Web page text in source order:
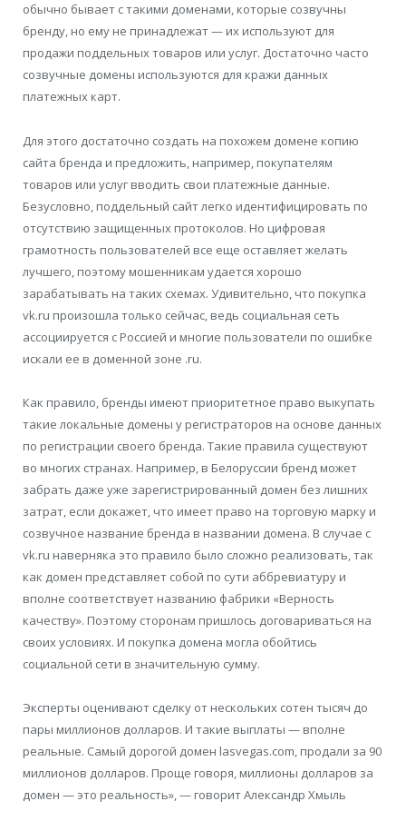
обычно бывает с такими доменами, которые созвучны
бренду, но ему не принадлежат — их используют для
продажи поддельных товаров или услуг. Достаточно часто
созвучные домены используются для кражи данных
платежных карт.
Для этого достаточно создать на похожем домене копию
сайта бренда и предложить, например, покупателям
товаров или услуг вводить свои платежные данные.
Безусловно, поддельный сайт легко идентифицировать по
отсутствию защищенных протоколов. Но цифровая
грамотность пользователей все еще оставляет желать
лучшего, поэтому мошенникам удается хорошо
зарабатывать на таких схемах. Удивительно, что покупка
vk.ru произошла только сейчас, ведь социальная сеть
ассоциируется с Россией и многие пользователи по ошибке
искали ее в доменной зоне .ru.
Как правило, бренды имеют приоритетное право выкупать
такие локальные домены у регистраторов на основе данных
по регистрации своего бренда. Такие правила существуют
во многих странах. Например, в Белоруссии бренд может
забрать даже уже зарегистрированный домен без лишних
затрат, если докажет, что имеет право на торговую марку и
созвучное название бренда в названии домена. В случае с
vk.ru наверняка это правило было сложно реализовать, так
как домен представляет собой по сути аббревиатуру и
вполне соответствует названию фабрики «Верность
качеству». Поэтому сторонам пришлось договариваться на
своих условиях. И покупка домена могла обойтись
социальной сети в значительную сумму.
Эксперты оценивают сделку от нескольких сотен тысяч до
пары миллионов долларов. И такие выплаты — вполне
реальные. Самый дорогой домен lasvegas.com, продали за 90
миллионов долларов. Проще говоря, миллионы долларов за
домен — это реальность», — говорит Александр Хмыль